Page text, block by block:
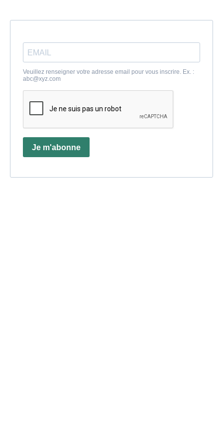
Veuillez renseigner votre adresse email pour vous inscrire. Ex. :
abc@xyz.com
Je m'abonne